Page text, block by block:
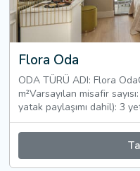
Flora Oda
ODA TÜRÜ ADI: Flora
m²Varsayılan misafir
yatak paylaşımı dahil): 3